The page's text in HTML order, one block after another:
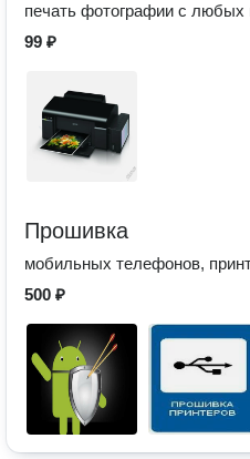
печать фотографии с любых
99 ₽
Прошивка
мобильных телефонов,
500 ₽